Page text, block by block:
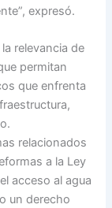
expresó.
relevancia de
permitan
que enfrenta
relacionados
a la Ley
acceso al agua
un derecho